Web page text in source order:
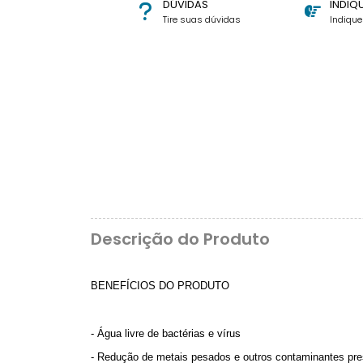
DÚVIDAS
Tire suas dúvidas
Descrição do Produto
BENEFÍCIOS DO PRODUTO
- Água livre de bactérias e vírus
- Redução de metais pesados e outros contaminantes